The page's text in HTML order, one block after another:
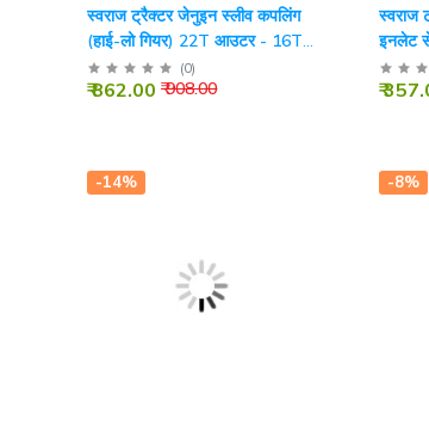
स्वराज ट्रैक्टर जेनुइन स्लीव कपलिंग
(हाई-लो गियर) 22T आउटर - 16T
इनर
(0)
₹ 908.00
₹ 862.00
स्वराज
इनलेट
₹
-14% -8%